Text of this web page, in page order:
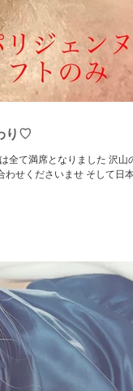
り♡
全て満席となりました 沢山
7〜8割の方が下向きまつ毛